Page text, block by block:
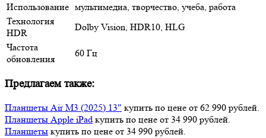
Использование мультимедиа, творчество, учеба, работа
Технология
HDR
Dolby Vision, HDR10, HLG
Частота
обновления
60 Гц
Предлагаем также:
Планшеты Air M3 (2025) 13" купить по цене от 62 990 рублей.
Планшеты Apple iPad купить по цене от 34 990 рублей.
Планшеты купить по цене от 34 990 рублей.